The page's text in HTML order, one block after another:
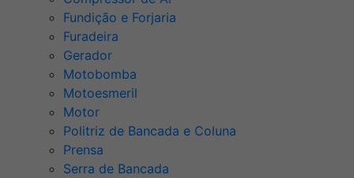
Fundição e Forjaria
Furadeira
Gerador
Motobomba
Motoesmeril
Motor
Politriz de Bancada e Coluna
Prensa
Serra de Bancada